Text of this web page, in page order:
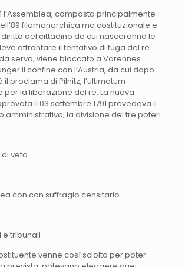
l’Assemblea, composta principalmente
filomonarchica ma costituzionale e
del cittadino da cui nasceranno le
affrontare il tentativo di fuga del re
servo, viene bloccato a Varennes
il confine con l’Austria, da cui dopo
proclama di Pilnitz, l’ultimatum
per la liberazione del re. La nuova
il 03 settembre 1791 prevedeva il
amministrativo, la divisione dei tre poteri
veto
con con suffragio censitario
e tribunali
venne così sciolta per poter